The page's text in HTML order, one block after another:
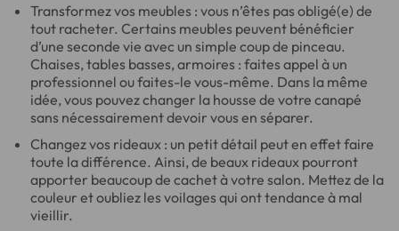
Transformez vos meubles : vous n’êtes pas obligé(e) de
tout racheter. Certains meubles peuvent bénéficier
d’une seconde vie avec un simple coup de pinceau.
Chaises, tables basses, armoires : faites appel à un
professionnel ou faites-le vous-même. Dans la même
idée, vous pouvez changer la housse de votre canapé
sans nécessairement devoir vous en séparer.
Changez vos rideaux : un petit détail peut en effet faire
toute la différence. Ainsi, de beaux rideaux pourront
apporter beaucoup de cachet à votre salon. Mettez de la
couleur et oubliez les voilages qui ont tendance à mal
vieillir.